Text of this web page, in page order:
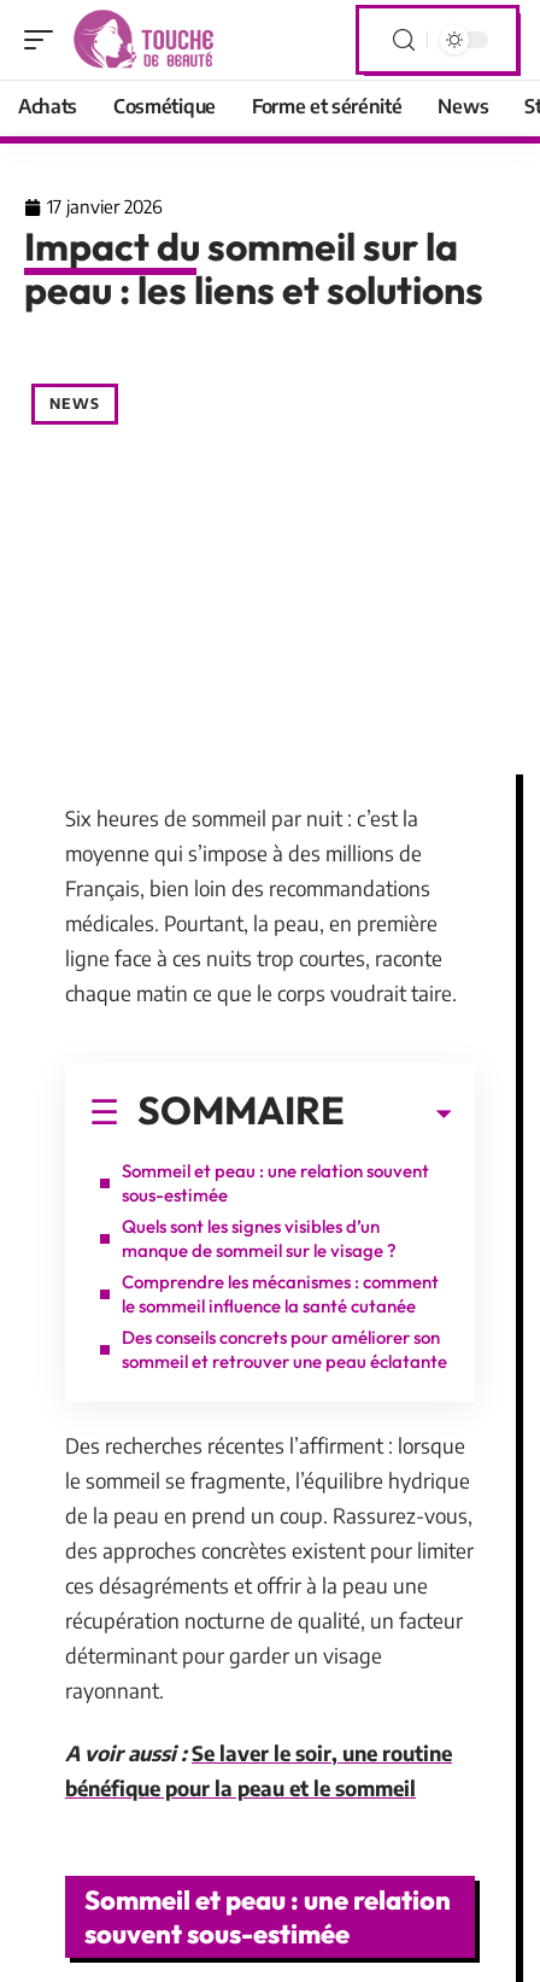
Achats Cosmétique Forme et sérénité News
17 janvier 2026
Impact du sommeil sur la
peau : les liens et solutions
NEWS
Six heures de sommeil par nuit : c’est la
moyenne qui s’impose à des millions de
Français, bien loin des recommandations
médicales. Pourtant, la peau, en première
ligne face à ces nuits trop courtes, raconte
chaque matin ce que le corps voudrait taire.
SOMMAIRE
Sommeil et peau : une relation souvent
sous-estimée
Quels sont les signes visibles d’un
manque de sommeil sur le visage ?
Comprendre les mécanismes : comment
le sommeil influence la santé cutanée
Des conseils concrets pour améliorer son
sommeil et retrouver une peau éclatante
Des recherches récentes l’affirment : lorsque
le sommeil se fragmente, l’équilibre hydrique
de la peau en prend un coup. Rassurez-vous,
des approches concrètes existent pour limiter
ces désagréments et offrir à la peau une
récupération nocturne de qualité, un facteur
déterminant pour garder un visage
rayonnant.
A voir aussi :Se laver le soir, une routine
bénéfique pour la peau et le sommeil
Sommeil et peau : une relation
souvent sous-estimée